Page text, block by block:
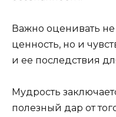
Важно оценивать
ценность, но и
и ее последствия
Мудрость
полезный дар от